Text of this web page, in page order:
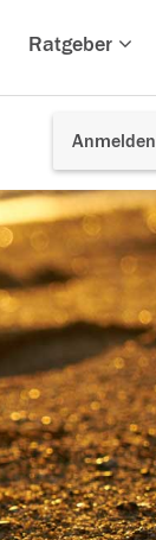
Ratgeber
Anmelden